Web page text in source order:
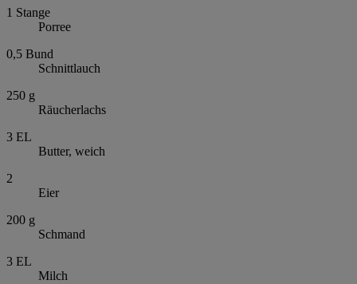
1 Stange
Porree
0,5 Bund
Schnittlauch
250 g
Räucherlachs
3 EL
Butter, weich
2
Eier
200 g
Schmand
3 EL
Milch